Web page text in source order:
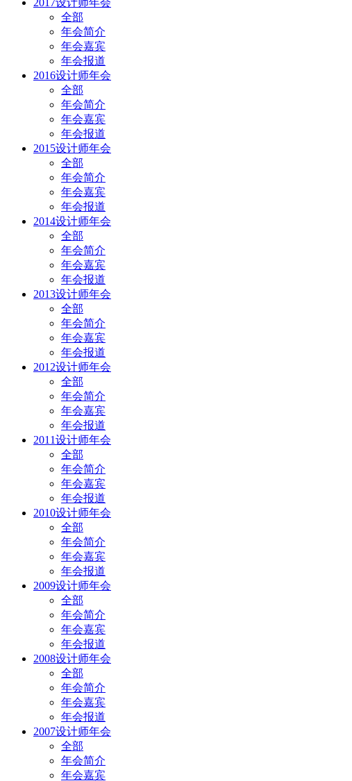
2017设计师年会
全部
年会简介
年会嘉宾
年会报道
2016设计师年会
全部
年会简介
年会嘉宾
年会报道
2015设计师年会
全部
年会简介
年会嘉宾
年会报道
2014设计师年会
全部
年会简介
年会嘉宾
年会报道
2013设计师年会
全部
年会简介
年会嘉宾
年会报道
2012设计师年会
全部
年会简介
年会嘉宾
年会报道
2011设计师年会
全部
年会简介
年会嘉宾
年会报道
2010设计师年会
全部
年会简介
年会嘉宾
年会报道
2009设计师年会
全部
年会简介
年会嘉宾
年会报道
2008设计师年会
全部
年会简介
年会嘉宾
年会报道
2007设计师年会
全部
年会简介
年会嘉宾